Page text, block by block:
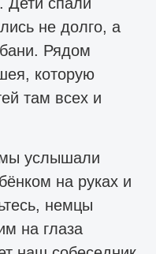
не долго, а
Рядом
которую
там всех и
услышали
на руках и
немцы
на глаза